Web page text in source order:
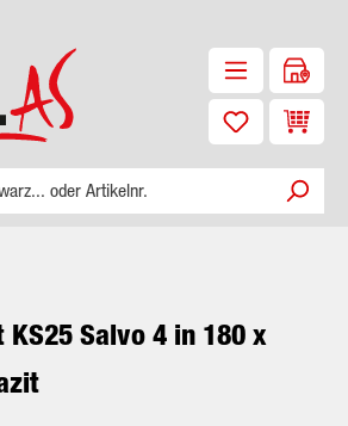
Salvo 4 in 180 x